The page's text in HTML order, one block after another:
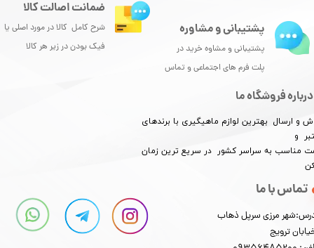
درباره فروشگاه ما
و ارسال بهترین لوازم ماهیگیری با برندهای
و
مناسب به سراسر کشور در سریع ترین زمان
تماس با ما
مرزی سرپل ذهاب
ترویج
پشتیبانی و مشاوره
پشتیبانی و مشاوه خرید در
پلت فرم های اجتماعی و تماس
ضمانت اصالت کالا
شرح کامل کالا در مورد اصلی یا
فیک بودن در زیر هر کالا